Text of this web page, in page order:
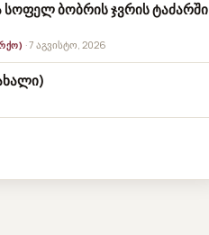
ბობრის ჯვრის ტაძარში
· 7 აგვისტო, 2026